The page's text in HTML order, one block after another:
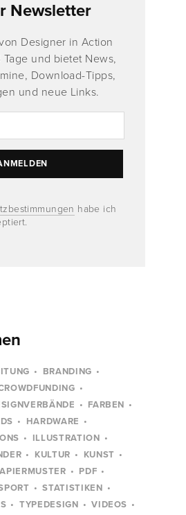
Newsletter
Designer in Action
Tage und bietet News,
Download-Tipps,
und neue Links.
habe ich
BRANDING
FARBEN
HARDWARE
ILLUSTRATION
KULTUR
KUNST
PDF
STATISTIKEN
TYPEDESIGN
VIDEOS